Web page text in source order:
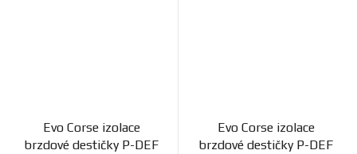
Evo Corse izolace
brzdové destičky P-DEF
Evo Corse izolace
brzdové destičky P-DEF